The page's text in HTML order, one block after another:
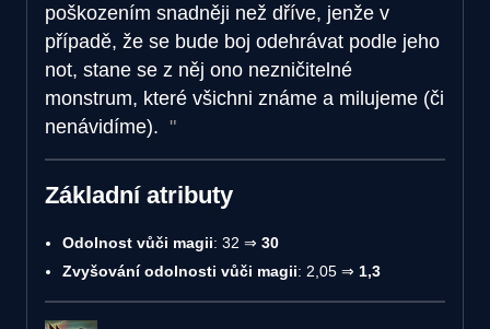
poškozením snadněji než dříve, jenže v
případě, že se bude boj odehrávat podle jeho
not, stane se z něj ono nezničitelné
monstrum, které všichni známe a milujeme (či
nenávidíme).
Základní atributy
Odolnost vůči magii: 32 ⇒ 30
Zvyšování odolnosti vůči magii: 2,05 ⇒ 1,3